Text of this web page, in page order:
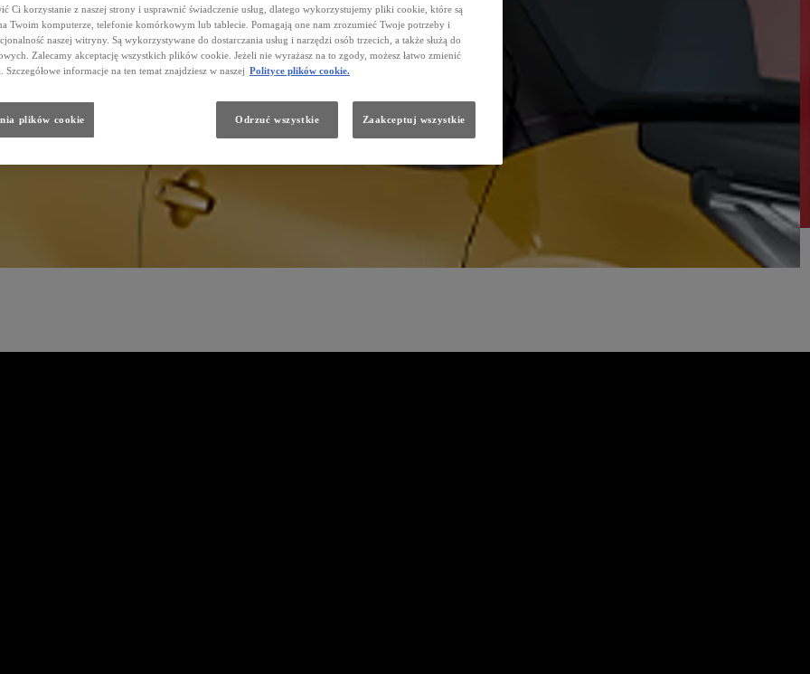
0:32 / 1:34
Ci korzystanie z naszej strony i usprawnić świadczenie usług, dlatego wykorzystujemy pliki cookie, które są
Twoim komputerze, telefonie komórkowym lub tablecie. Pomagają one nam zrozumieć Twoje potrzeby i
naszej witryny. Są wykorzystywane do dostarczania usług i narzędzi osób trzecich, a także służą do
Zalecamy akceptację wszystkich plików cookie. Jeżeli nie wyrażasz na to zgody, możesz łatwo zmienić
Szczegółowe informacje na ten temat znajdziesz w naszej Polityce plików cookie.
Odrzuć wszystkie Zaakceptuj wszystkie
plików cookie